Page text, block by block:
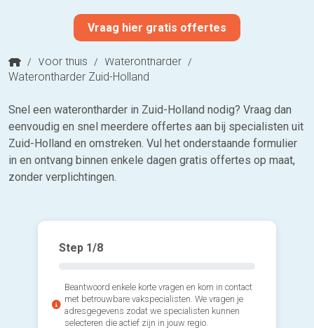
Vraag hier gratis offertes
/ Voor thuis / Waterontharder /
Waterontharder Zuid-Holland
Snel een waterontharder in Zuid-Holland nodig? Vraag dan
eenvoudig en snel meerdere offertes aan bij specialisten uit
Zuid-Holland en omstreken. Vul het onderstaande formulier
in en ontvang binnen enkele dagen gratis offertes op maat,
zonder verplichtingen.
Step 1/8
Beantwoord enkele korte vragen en kom in contact
met betrouwbare vakspecialisten. We vragen je
adresgegevens zodat we specialisten kunnen
selecteren die actief zijn in jouw regio.